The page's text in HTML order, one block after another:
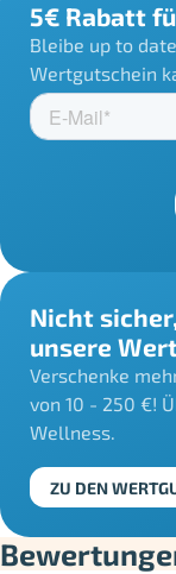
5€ Rabatt
Bleibe up to
Wertgutschein
Nicht
unsere
Verschenke
von 10 - 250 €!
Wellness.
ZU DEN